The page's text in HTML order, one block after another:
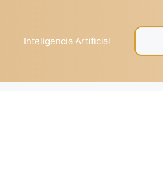
Inteligencia Artificial